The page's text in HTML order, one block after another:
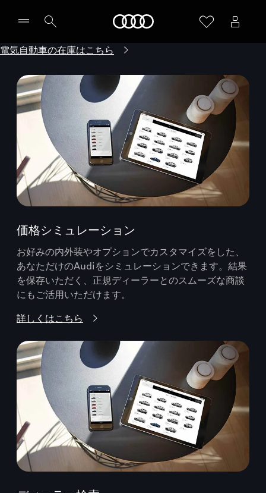
電気自動車の在庫はこちら
価格シミュレーション
お好みの内外装やオプションでカスタマイズをした、
あなただけのAudiをシミュレーションできます。結果
を保存いただく、正規ディーラーとのスムーズな商談
にもご活用いただけます。
詳しくはこちら